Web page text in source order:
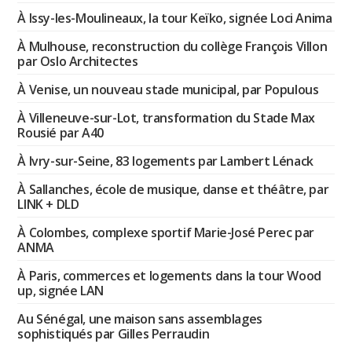
À Issy-les-Moulineaux, la tour Keïko, signée Loci Anima
À Mulhouse, reconstruction du collège François Villon
par Oslo Architectes
À Venise, un nouveau stade municipal, par Populous
À Villeneuve-sur-Lot, transformation du Stade Max
Rousié par A40
À Ivry-sur-Seine, 83 logements par Lambert Lénack
À Sallanches, école de musique, danse et théâtre, par
LINK + DLD
À Colombes, complexe sportif Marie-José Perec par
ANMA
À Paris, commerces et logements dans la tour Wood
up, signée LAN
Au Sénégal, une maison sans assemblages
sophistiqués par Gilles Perraudin